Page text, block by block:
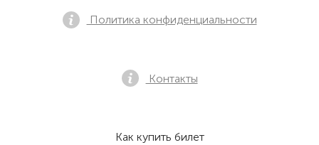
Политика конфиденциальности
Контакты
Как купить билет